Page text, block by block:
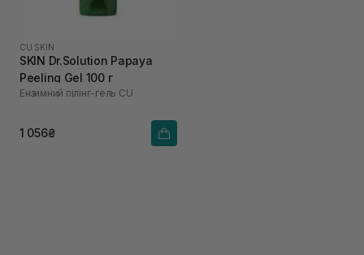
CU SKIN
SKIN Dr.Solution Papaya
Peeling Gel 100 г
Ензимний пілінг-гель СU
1 056₴